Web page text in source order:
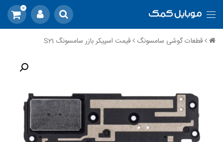
0
قطعات گوشی سامسونگ قیمت اسپیکر بازر سامسونگ S21